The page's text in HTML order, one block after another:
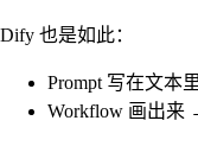
Dify 也是如此：
Prompt 写在文本
Workflow 画出来